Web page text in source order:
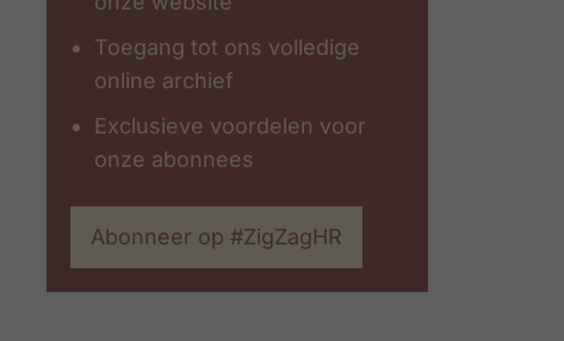
Toegang tot ons volledige
online archief
Exclusieve voordelen voor
onze abonnees
Abonneer op #ZigZagHR